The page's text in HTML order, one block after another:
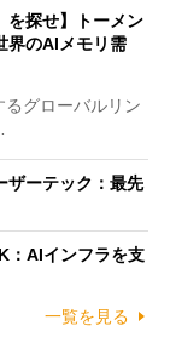
を探せ】トーメン
界のAIメモリ需
グローバルリン
ザーテック：最先
：AIインフラを支
一覧を見る